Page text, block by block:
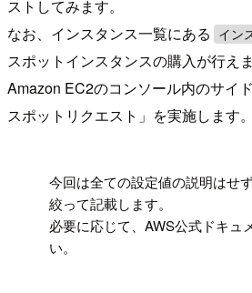
ストしてみます。
なお、インスタンス一覧にある
イン
スポットインスタンスの購入が行え
Amazon EC2のコンソール内のサイ
スポットリクエスト」を実施します。
今回は全ての設定値の説明はせ
絞って記載します。
必要に応じて、AWS公式ドキュ
い。